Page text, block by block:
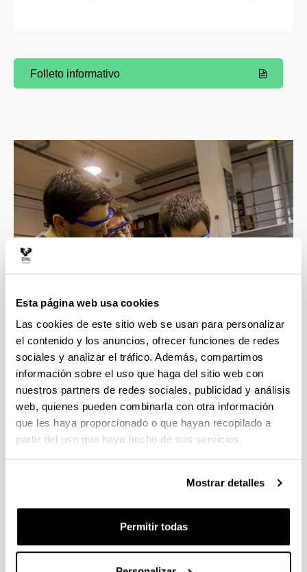
Esta página web usa cookies
Las cookies de este sitio web se usan para personalizar
el contenido y los anuncios, ofrecer funciones de redes
sociales y analizar el tráfico. Además, compartimos
información sobre el uso que haga del sitio web con
nuestros partners de redes sociales, publicidad y análisis
web, quienes pueden combinarla con otra información
que les haya proporcionado o que hayan recopilado a
partir del uso que haya hecho de sus servicios.
Mostrar detalles
Permitir todas
(Abre una nueva ventana)
Folleto informativo
4 razones para elegir este grado
profesionales.
Esta titulación tiene atribuciones profesionales
legalmente reconocidas.
La demanda laboral en ingeniería mecánica es